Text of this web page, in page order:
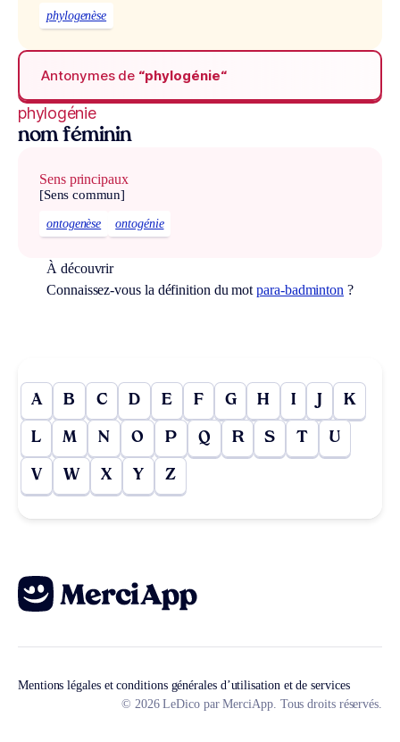
phylogenèse
Antonymes de “phylogénie“
phylogénie
nom féminin
Sens principaux
[Sens commun]
ontogenèse ontogénie
À découvrir
Connaissez-vous la définition du motpara-badminton ?
A B C D E F G H I J K
L M N O P Q R S T U
V W X Y Z
Mentions légales et conditions générales d’utilisation et de services
© 2026 LeDico par MerciApp. Tous droits réservés.